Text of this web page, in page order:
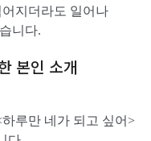
지더라도 일어나
니다.
본인 소개
루만 네가 되고 싶어>